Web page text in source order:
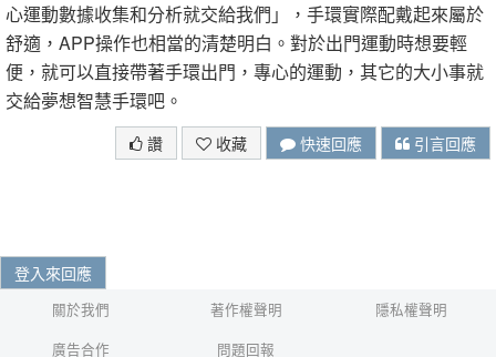
心運動數據收集和分析就交給我們」，手環實際配戴起來屬於
舒適，APP操作也相當的清楚明白。對於出門運動時想要輕
便，就可以直接帶著手環出門，專心的運動，其它的大小事就
交給夢想智慧手環吧。
讚 收藏 快速回應 引言回應
登入來回應
關於我們 著作權聲明
隱私權聲明
廣告合作
問題回報